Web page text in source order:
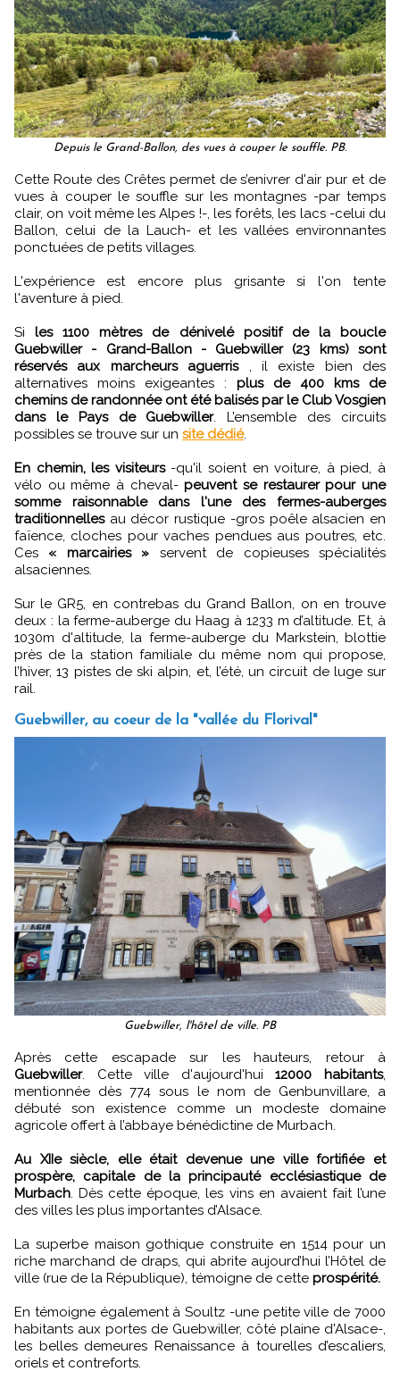
Depuis le Grand-Ballon, des vues à couper le souffle. PB.
Cette Route des Crêtes permet de s’enivrer d'air pur et de
vues à couper le souffle sur les montagnes -par temps
clair, on voit même les Alpes !-, les forêts, les lacs -celui du
Ballon, celui de la Lauch- et les vallées environnantes
ponctuées de petits villages.
L'expérience est encore plus grisante si l'on tente
l'aventure à pied.
Siles 1100 mètres de dénivelé positif de la boucle
Guebwiller - Grand-Ballon - Guebwiller (23 kms) sont
réservés aux marcheurs aguerris , il existe bien des
alternatives moins exigeantes : plus de 400 kms de
chemins de randonnée ont été balisés par le Club Vosgien
dans le Pays de Guebwiller. L’ensemble des circuits
possibles se trouve sur un site dédié.
En chemin, les visiteurs-qu'il soient en voiture, à pied, à
vélo ou même à cheval-peuvent se restaurer pour une
somme raisonnable dans l'une des fermes-auberges
traditionnellesau décor rustique -gros poêle alsacien en
faïence, cloches pour vaches pendues aus poutres, etc.
Ces « marcairies » servent de copieuses spécialités
alsaciennes.
Sur le GR5, en contrebas du Grand Ballon, on en trouve
deux : la ferme-auberge du Haag à 1233 m d’altitude. Et, à
1030m d'altitude, la ferme-auberge du Markstein, blottie
près de la station familiale du même nom qui propose,
l’hiver, 13 pistes de ski alpin, et, l’été, un circuit de luge sur
rail.
Guebwiller, au coeur de la "vallée du Florival"
Guebwiller, l'hôtel de ville. PB
Après cette escapade sur les hauteurs, retour à
Guebwiller. Cette ville d'aujourd'hui12000 habitants,
mentionnée dès 774 sous le nom de Genbunvillare, a
débuté son existence comme un modeste domaine
agricole offert à l’abbaye bénédictine de Murbach.
Au XIIe siècle, elle était devenue une ville fortifiée et
prospère, capitale de la principauté ecclésiastique de
Murbach. Dès cette époque, les vins en avaient fait l’une
des villes les plus importantes d’Alsace.
La superbe maison gothique construite en 1514 pour un
riche marchand de draps, qui abrite aujourd’hui l’Hôtel de
ville (rue de la République), témoigne de cette prospérité.
En témoigne également à Soultz -une petite ville de 7000
habitants aux portes de Guebwiller, côté plaine d'Alsace-,
les belles demeures Renaissance à tourelles d’escaliers,
oriels et contreforts.